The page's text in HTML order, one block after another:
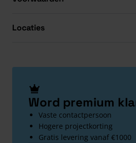
Locaties
Word premium
Vaste contactpersoon
Hogere projectkorting
Gratis levering vanaf €1000